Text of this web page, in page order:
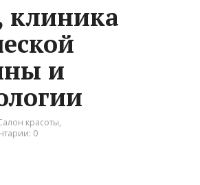
клиника
и
красоты,
0